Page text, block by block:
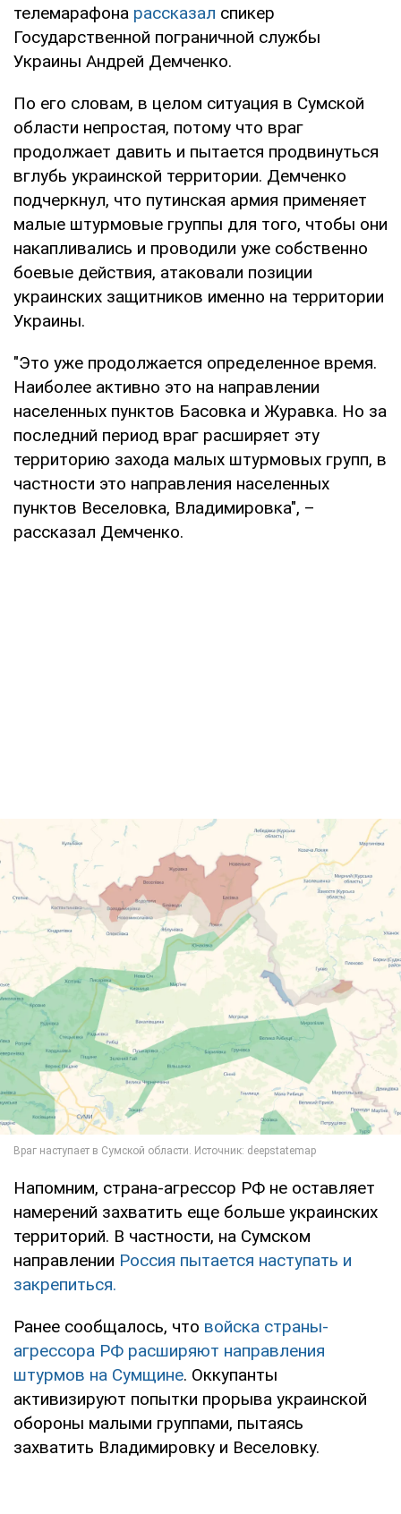
телемарафона рассказал спикер
Государственной пограничной службы
Украины Андрей Демченко.
По его словам, в целом ситуация в Сумской
области непростая, потому что враг
продолжает давить и пытается продвинуться
вглубь украинской территории. Демченко
подчеркнул, что путинская армия применяет
малые штурмовые группы для того, чтобы они
накапливались и проводили уже собственно
боевые действия, атаковали позиции
украинских защитников именно на территории
Украины.
"Это уже продолжается определенное время.
Наиболее активно это на направлении
населенных пунктов Басовка и Журавка. Но за
последний период враг расширяет эту
территорию захода малых штурмовых групп, в
частности это направления населенных
пунктов Веселовка, Владимировка", –
рассказал Демченко.
Напомним, страна-агрессор РФ не оставляет
намерений захватить еще больше украинских
территорий. В частности, на Сумском
направлении Россия пытается наступать и
закрепиться.
Ранее сообщалось, что войска страны-
агрессора РФ расширяют направления
штурмов на Сумщине. Оккупанты
активизируют попытки прорыва украинской
обороны малыми группами, пытаясь
захватить Владимировку и Веселовку.